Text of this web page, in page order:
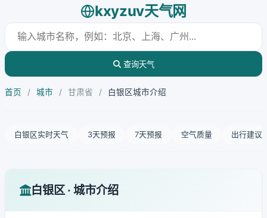
kxyzuv天气网
查询天气
首页 / 城市 / 甘肃省 / 白银区城市介绍
白银区实时天气 3天预报 7天预报 空气质量 出行建议
白银区 · 城市介绍